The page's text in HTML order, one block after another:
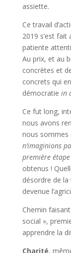
assiette.
Ce travail
2019 s’est fait
patiente
Au prix, et au
concrètes et
concrets qui
démocratie in
Ce fut long,
nous avons
nous sommes
n’imaginions
première étape
obtenus !
désordre de la
devenue
Chemin
social »,
apprendre la
Charité,